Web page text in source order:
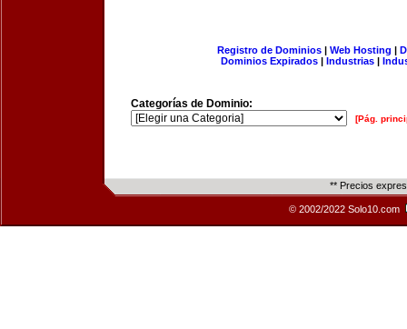
Registro de Dominios| Web Hosting |
Dominios Expirados | Industrias |
Categorías de Dominio:
[Pág.
** Precios
© 2002/2022 Solo10.com